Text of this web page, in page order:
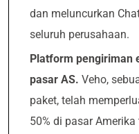
dan meluncurkan
seluruh perusahaan.
Platform pengiriman
pasar AS. Veho,
paket, telah
50% di pasar